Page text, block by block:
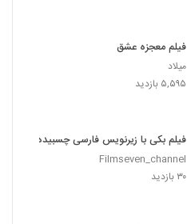
فیلم معجزه عشق
میلاد
۵,۵۹۵ بازدید
فیلم بکی با زیرنویس فارسی چسبیده
Filmseven_channel
۳۰ بازدید